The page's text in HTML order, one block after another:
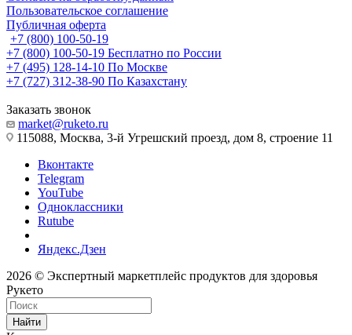
Пользовательское соглашение
Публичная оферта
+7 (800) 100-50-19
+7 (800) 100-50-19 Бесплатно по России
+7 (495) 128-14-10 По Москве
+7 (727) 312-38-90 По Казахстану
Заказать звонок
market@ruketo.ru
115088, Москва, 3-й Угрешский проезд, дом 8, строение 11
Вконтакте
Telegram
YouTube
Одноклассники
Rutube
Яндекс.Дзен
2026 © Экспертный маркетплейс продуктов для здоровья
Рукето
Найти